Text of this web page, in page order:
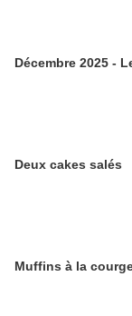
Décembre 2025 -
Deux cakes salés
Muffins à la